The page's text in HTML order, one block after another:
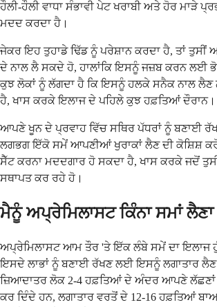
ਹੌਲੀ-ਹੌਲੀ ਵਾਧਾ ਸੰਭਾਵੀ ਪੇਟ ਖਰਾਬੀ ਅਤੇ ਹੋਰ ਮਾੜੇ
ਮਦਦ ਕਰਦਾ ਹੈ।
ਜੇਕਰ ਇਹ ਤੁਹਾਡੇ ਢਿੱਡ ਨੂੰ ਪਰੇਸ਼ਾਨ ਕਰਦਾ ਹੈ, ਤਾਂ ਤੁਸੀਂ
ਦੇ ਨਾਲ ਲੈ ਸਕਦੇ ਹੋ, ਹਾਲਾਂਕਿ ਇਸਨੂੰ ਜਜ਼ਬ ਕਰਨ ਲਈ
ਕੁਝ ਲੋਕਾਂ ਨੂੰ ਲੱਗਦਾ ਹੈ ਕਿ ਇਸਨੂੰ ਹਲਕੇ ਸਨੈਕ ਨਾਲ ਲੈਣ
ਹੈ, ਖਾਸ ਕਰਕੇ ਇਲਾਜ ਦੇ ਪਹਿਲੇ ਕੁਝ ਹਫ਼ਤਿਆਂ ਦੌਰਾਨ।
ਆਪਣੇ ਖੂਨ ਦੇ ਪ੍ਰਵਾਹ ਵਿੱਚ ਸਥਿਰ ਪੱਧਰਾਂ ਨੂੰ ਬਣਾਈ
ਲਗਭਗ ਇੱਕੋ ਸਮੇਂ ਆਪਣੀਆਂ ਖੁਰਾਕਾਂ ਲੈਣ ਦੀ ਕੋਸ਼ਿਸ਼
ਸੈੱਟ ਕਰਨਾ ਮਦਦਗਾਰ ਹੋ ਸਕਦਾ ਹੈ, ਖਾਸ ਕਰਕੇ ਜਦੋਂ
ਸਥਾਪਤ ਕਰ ਰਹੇ ਹੋ।
ਮੈਨੂੰ ਅਪ੍ਰੇਮਿਲਾਸਟ ਕਿੰਨਾ ਸਮਾਂ ਲੈਣਾ
ਅਪ੍ਰੇਮਿਲਾਸਟ ਆਮ ਤੌਰ 'ਤੇ ਇੱਕ ਲੰਬੇ ਸਮੇਂ ਦਾ ਇਲਾਜ
ਇਸਦੇ ਲਾਭਾਂ ਨੂੰ ਬਣਾਈ ਰੱਖਣ ਲਈ ਇਸਨੂੰ ਲਗਾਤਾਰ ਲੈਣ
ਜ਼ਿਆਦਾਤਰ ਲੋਕ 2-4 ਹਫ਼ਤਿਆਂ ਦੇ ਅੰਦਰ ਆਪਣੇ ਲੱਛਣਾਂ
ਕਰ ਦਿੰਦੇ ਹਨ, ਲਗਾਤਾਰ ਵਰਤੋਂ ਦੇ 12-16 ਹਫ਼ਤਿਆਂ